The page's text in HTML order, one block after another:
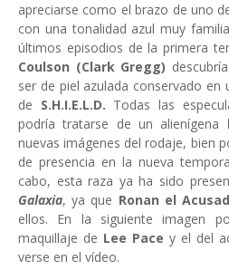
apreciarse como el brazo de uno
con una tonalidad azul muy
últimos episodios de la primera
Coulson (Clark Gregg)
ser de piel azulada conservado en
de S.H.I.E.L.D. Todas las
podría tratarse de un alienígena
nuevas imágenes del rodaje, bien
de presencia en la nueva
cabo, esta raza ya ha sido
Galaxia, ya que Ronan el
ellos. En la siguiente imagen
maquillaje de Lee Pace y el del
verse en el vídeo.